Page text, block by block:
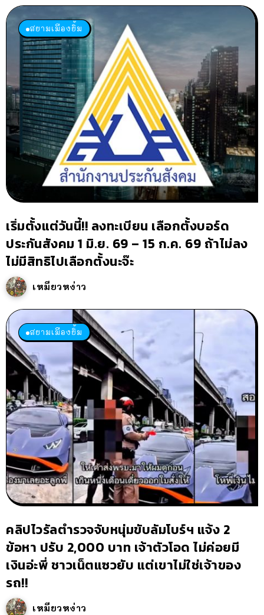
สยามเมืองยิ้ม
เริ่มตั้งแต่วันนี้!! ลงทะเบียน เลือกตั้งบอร์ด
ประกันสังคม 1 มิ.ย. 69 – 15 ก.ค. 69 ถ้าไม่ลง
ไม่มีสิทธิไปเลือกตั้งนะจ๊ะ
เหมียวหง่าว
สยามเมืองยิ้ม
คลิปไวรัลตำรวจจับหนุ่มขับลัมโบร์ฯ แจ้ง 2
ข้อหา ปรับ 2,000 บาท เจ้าตัวโอด ไม่ค่อยมี
เงินอ่ะพี่ ชาวเน็ตแซวยับ แต่เขาไม่ใช่เจ้าของ
รถ!!
เหมียวหง่าว